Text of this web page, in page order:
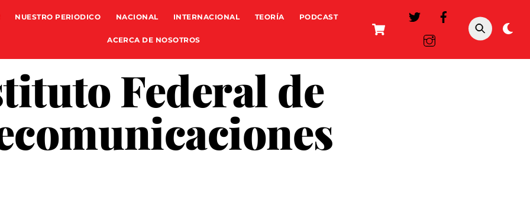
Cart
NUESTRO PERIODICO NACIONAL INTERNACIONAL TEORÍA PODCAST
ACERCA DE NOSOTROS
Federal de